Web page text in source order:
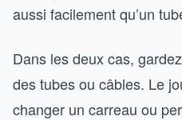
aussi facilement qu’un
Dans les deux cas,
des tubes ou câbles. Le
changer un carreau ou